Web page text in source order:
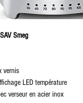
Smeg
vernis
LED température
verseur en acier inox